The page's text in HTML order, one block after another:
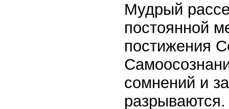
Мудрый
постоянной
постижения
сомнений и